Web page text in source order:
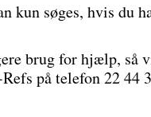
kun søges, hvis du
brug for hjælp, så
på telefon 22